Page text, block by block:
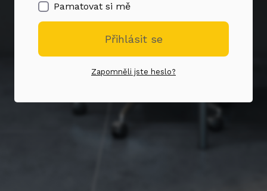
Pamatovat si mě
Přihlásit se
Zapomněli jste heslo?